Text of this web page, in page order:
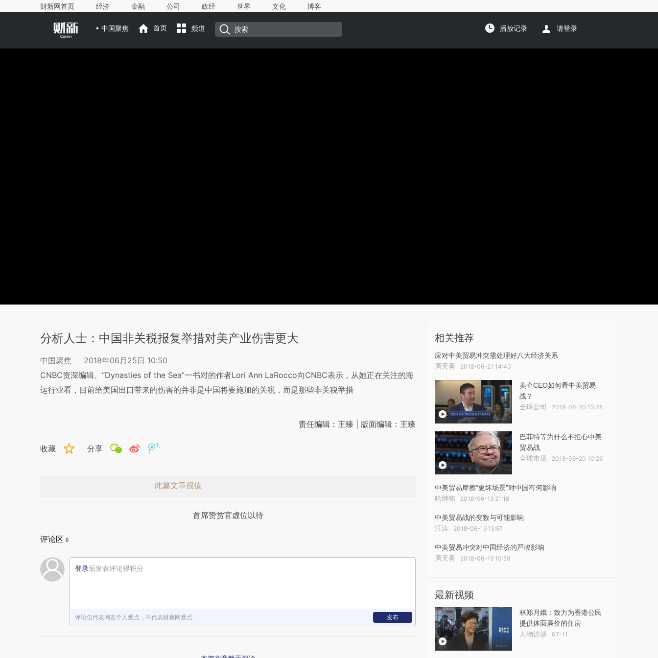
财新网首页 经济 金融 公司 政经 世界 文化 博客
中国聚焦 首页 频道 播放记录 请登录
分析人士：中国非关税报复举措对美产业伤害更大
中国聚焦
2018年06月25日 10:50
CNBC资深编辑、“Dynasties of the Sea”一书对的作者Lori Ann LaRocco向CNBC表示，从她正在关注的海
运行业看，目前给美国出口带来的伤害的并非是中国将要施加的关税，而是那些非关税举措
责任编辑：王臻 | 版面编辑：王臻
收藏 分享
此篇文章很值
首席赞赏官虚位以待
评论区 0
登录后发表评论得积分
评论仅代表网友个人观点，不代表财新网观点 发布
相关推荐
应对中美贸易冲突需处理好八大经济关系
周天勇 2018-06-21 14:40
美企CEO如何看中美贸易
战？
全球公司 2018-06-20 13:28
巴菲特等为什么不担心中美
贸易战
全球市场 2018-06-20 10:26
中美贸易摩擦“更坏场景”对中国有何影响
哈继铭 2018-06-19 21:18
中美贸易战的变数与可能影响
汪涛 2018-06-19 15:57
中美贸易冲突对中国经济的严峻影响
周天勇 2018-06-19 10:59
最新视频
林郑月娥：致力为香港公民
提供体面廉价的住房
人物访谈 07-11